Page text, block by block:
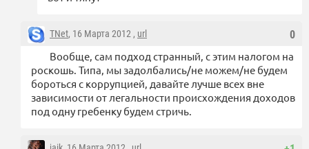
0
TNet, 16 Марта 2012 , url
Вообще, сам подход странный, с этим налогом на
роскошь. Типа, мы задолбались/не можем/не будем
бороться с коррупцией, давайте лучше всех вне
зависимости от легальности происхождения доходов
под одну гребенку будем стричь.